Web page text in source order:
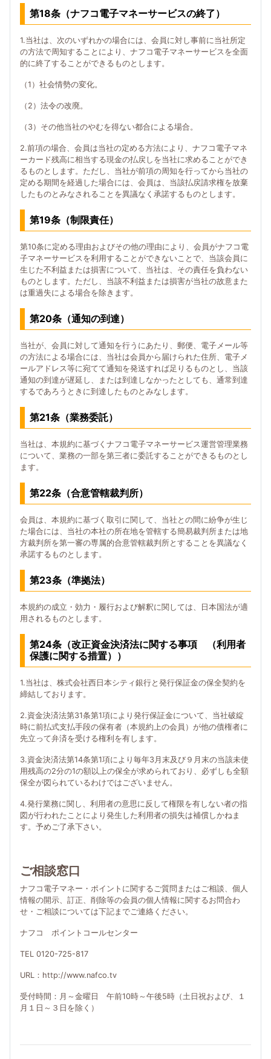
第18条（ナフコ電子マネーサービスの終了）
1.当社は、次のいずれかの場合には、会員に対し事前に当社所定
の方法で周知することにより、ナフコ電子マネーサービスを全面
的に終了することができるものとします。
（1）社会情勢の変化。
（2）法令の改廃。
（3）その他当社のやむを得ない都合による場合。
2.前項の場合、会員は当社の定める方法により、ナフコ電子マネ
ーカード残高に相当する現金の払戻しを当社に求めることができ
るものとします。ただし、当社が前項の周知を行ってから当社の
定める期間を経過した場合には、会員は、当該払戻請求権を放棄
したものとみなされることを異議なく承諾するものとします。
第19条（制限責任）
第10条に定める理由およびその他の理由により、会員がナフコ電
子マネーサービスを利用することができないことで、当該会員に
生じた不利益または損害について、当社は、その責任を負わない
ものとします。ただし、当該不利益または損害が当社の故意また
は重過失による場合を除きます。
第20条（通知の到達）
当社が、会員に対して通知を行うにあたり、郵便、電子メール等
の方法による場合には、当社は会員から届けられた住所、電子メ
ールアドレス等に宛てて通知を発送すれば足りるものとし、当該
通知の到達が遅延し、または到達しなかったとしても、通常到達
するであろうときに到達したものとみなします。
第21条（業務委託）
当社は、本規約に基づくナフコ電子マネーサービス運営管理業務
について、業務の一部を第三者に委託することができるものとし
ます。
第22条（合意管轄裁判所）
会員は、本規約に基づく取引に関して、当社との間に紛争が生じ
た場合には、当社の本社の所在地を管轄する簡易裁判所または地
方裁判所を第一審の専属的合意管轄裁判所とすることを異議なく
承諾するものとします。
第23条（準拠法）
本規約の成立・効力・履行および解釈に関しては、日本国法が適
用されるものとします。
第24条（改正資金決済法に関する事項 （利用者
保護に関する措置））
1.当社は、株式会社西日本シティ銀行と発行保証金の保全契約を
締結しております。
2.資金決済法第31条第1項により発行保証金について、当社破綻
時に前払式支払手段の保有者（本規約上の会員）が他の債権者に
先立って弁済を受ける権利を有します。
3.資金決済法第14条第1項により毎年3月末及び９月末の当該未使
用残高の2分の1の額以上の保全が求められており、必ずしも全額
保全が図られているわけではございません。
4.発行業務に関し、利用者の意思に反して権限を有しない者の指
図が行われたことにより発生した利用者の損失は補償しかねま
す。予めご了承下さい。
ご相談窓口
ナフコ電子マネー・ポイントに関するご質問またはご相談、個人
情報の開示、訂正、削除等の会員の個人情報に関するお問合わ
せ・ご相談については下記までご連絡ください。
ナフコ ポイントコールセンター
TEL 0120-725-817
URL：http://www.nafco.tv
受付時間：月～金曜日 午前10時～午後5時（土日祝および、１
月１日～３日を除く）